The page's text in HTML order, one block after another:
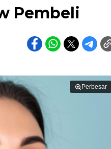
Pembeli
Perbesar